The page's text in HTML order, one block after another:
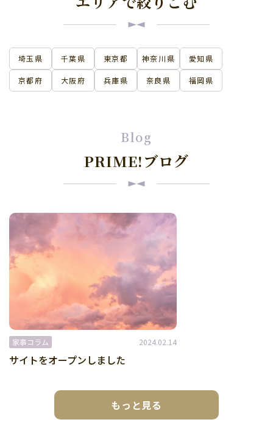
埼玉県 千葉県 東京都 神奈川県 愛知県
京都府 大阪府 兵庫県 奈良県 福岡県
Blog
PRIME!ブログ
家事コラム 2024.02.14
サイトをオープンしました
もっと見る